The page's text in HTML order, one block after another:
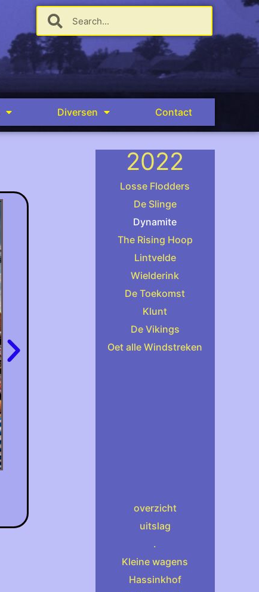
Diversen Contact
2022
Losse Flodders
De Slinge
Dynamite
The Rising Hoop
Lintvelde
Wielderink
De Toekomst
Klunt
De Vikings
Oet alle Windstreken
overzicht
uitslag
.
Kleine wagens
Hassinkhof